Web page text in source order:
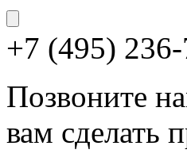
+7 (495)
Позвоните
вам сделать